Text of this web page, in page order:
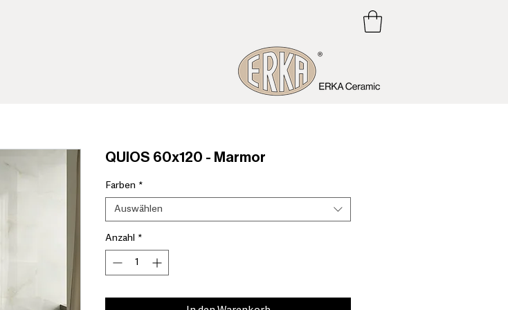
QUIOS 60x120 - Marmor
Farben *
Auswählen
Anzahl *